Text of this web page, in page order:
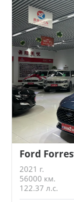
Ford
2021 г.
56000 км.
122.37 л.с.